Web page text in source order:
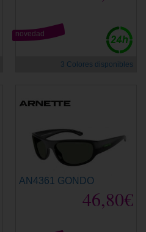
novedad
3 Colores disponibles
AN4361 GONDO
46,80€